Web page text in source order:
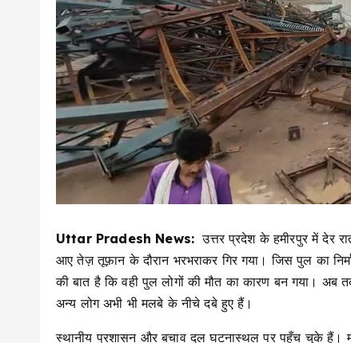
Uttar Pradesh News: उत्तर प्रदेश के हमीरपुर में देर
आए तेज़ तूफ़ान के दौरान भरभराकर गिर गया। जिस पुल का
की बात है कि वही पुल लोगों की मौत का कारण बन गया।
अन्य लोग अभी भी मलबे के नीचे दबे हुए हैं।
स्थानीय प्रशासन और बचाव दल घटनास्थल पर पहुँच चुके हैं।